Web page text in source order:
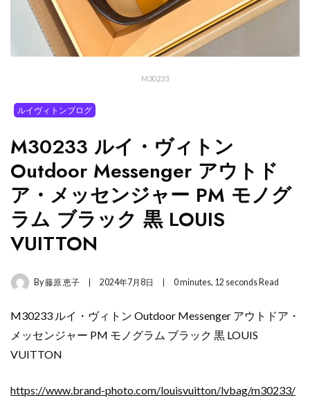
M30233
ルイヴィトンブログ
M30233 ルイ・ヴィトン
Outdoor Messenger アウトド
ア・メッセンジャー PM モノグ
ラム ブラック 黒 LOUIS
VUITTON
By藤原 恵子 2024年7月8日 0 minutes, 12 seconds Read
M30233 ルイ・ヴィトン Outdoor Messenger アウトドア・
メッセンジャー PM モノグラム ブラック 黒 LOUIS
VUITTON
https://www.brand-photo.com/louisvuitton/lvbag/m30233/